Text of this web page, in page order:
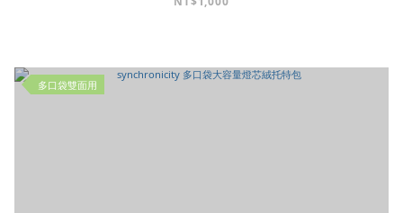
多口袋雙面用